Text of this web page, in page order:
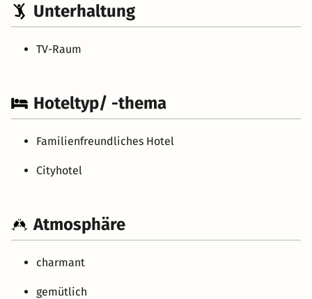
Unterhaltung
TV-Raum
Hoteltyp/ -thema
Familienfreundliches Hotel
Cityhotel
Atmosphäre
charmant
gemütlich